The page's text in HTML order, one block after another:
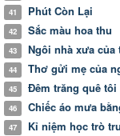
41 Phút Còn Lại
42 Sắc màu hoa thu
43 Ngôi nhà xưa của
44 Thơ gửi mẹ của
45 Đêm trăng quê tôi
46 Chiếc áo mưa
47 Kỉ niệm học trò